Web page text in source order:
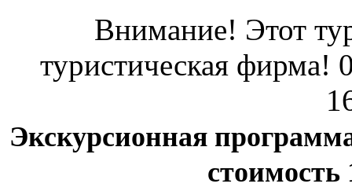
Внимание! Этот
туристическая фирма!
Экскурсионная
стоимость